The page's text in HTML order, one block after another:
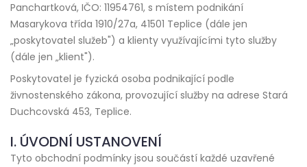
Panchartková, IČO: 11954761, s místem podnikání
Masarykova třída 1910/27a, 41501 Teplice (dále jen
„poskytovatel služeb") a klienty využívajícími tyto služby
(dále jen „klient").
Poskytovatel je fyzická osoba podnikající podle
živnostenského zákona, provozující služby na adrese Stará
Duchcovská 453, Teplice.
I. ÚVODNÍ USTANOVENÍ
Tyto obchodní podmínky jsou součástí každé uzavřené